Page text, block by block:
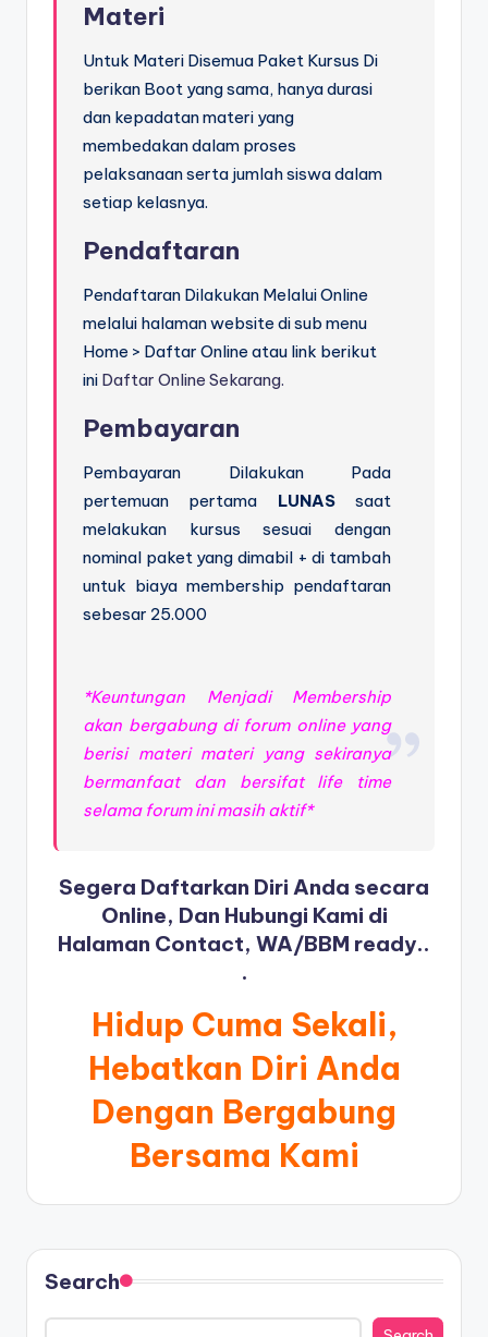
Materi
Untuk Materi Disemua Paket Kursus Di
berikan Boot yang sama, hanya durasi
dan kepadatan materi yang
membedakan dalam proses
pelaksanaan serta jumlah siswa dalam
setiap kelasnya.
Pendaftaran
Pendaftaran Dilakukan Melalui Online
melalui halaman website di sub menu
Home > Daftar Online atau link berikut
ini Daftar Online Sekarang.
Pembayaran
Pembayaran Dilakukan Pada
pertemuan pertama LUNASsaat
melakukan kursus sesuai dengan
nominal paket yang dimabil + di tambah
untuk biaya membership pendaftaran
sebesar 25.000
*Keuntungan Menjadi Membership
akan bergabung di forum online yang
berisi materi materi yang sekiranya
bermanfaat dan bersifat life time
selama forum ini masih aktif*
Segera Daftarkan Diri Anda secara
Online, Dan Hubungi Kami di
Halaman Contact, WA/BBM ready..
.
Hidup Cuma Sekali,
Hebatkan Diri Anda
Dengan Bergabung
Bersama Kami
Search